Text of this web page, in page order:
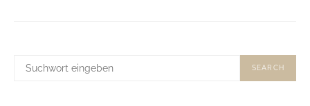
SUCHE
SEARCH